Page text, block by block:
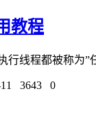
教程
行线程都被称为
3643
0